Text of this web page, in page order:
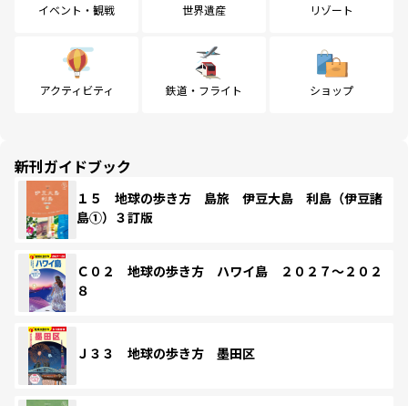
イベント・観戦 世界遺産 リゾート
アクティビティ 鉄道・フライト ショップ
新刊ガイドブック
１５ 地球の歩き方 島旅 伊豆大島 利島（伊豆諸
島①）３訂版
Ｃ０２ 地球の歩き方 ハワイ島 ２０２７～２０２
８
Ｊ３３ 地球の歩き方 墨田区